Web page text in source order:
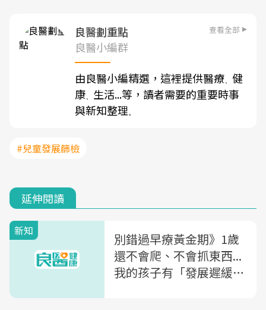
良醫劃重點 查看全部
良醫小編群
由良醫小編精選，這裡提供醫療、 健
康、 生活...等，讀者需要的重要時事
與新知整理。
#兒童發展篩檢
延伸閱讀
新知
別錯過早療黃金期》1歲
還不會爬、不會抓東西...
我的孩子有「發展遲緩」